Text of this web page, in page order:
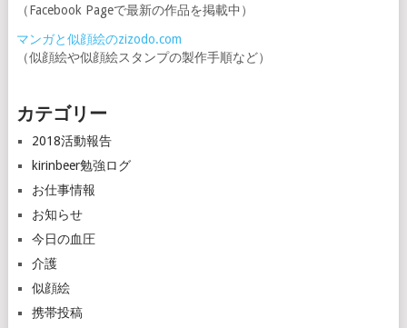
（Facebook Pageで最新の作品を掲載中）
マンガと似顔絵のzizodo.com
（似顔絵や似顔絵スタンプの製作手順など）
カテゴリー
2018活動報告
kirinbeer勉強ログ
お仕事情報
お知らせ
今日の血圧
介護
似顔絵
携帯投稿